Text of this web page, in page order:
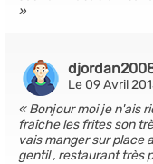
Le 09 Avril
Bonjour moi je n'ais
fraîche les frites son
vais manger sur place
gentil , restaurant très